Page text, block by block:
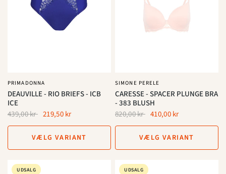
PRIMADONNA
DEAUVILLE - RIO BRIEFS - ICB
ICE
439,00 kr 219,50 kr
VÆLG VARIANT
SIMONE PERELE
CARESSE - SPACER PLUNGE BRA
- 383 BLUSH
820,00 kr 410,00 kr
VÆLG VARIANT
UDSALG UDSALG